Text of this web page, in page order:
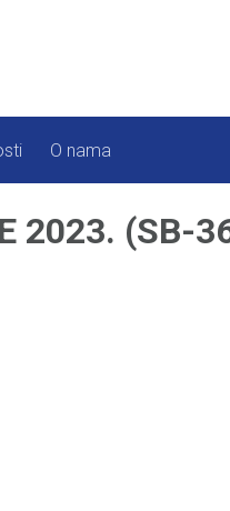
O nama
2023. (SB-